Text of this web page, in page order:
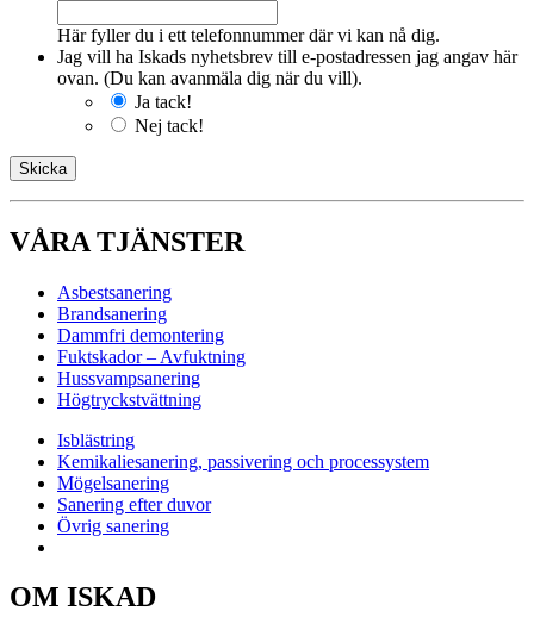
Här fyller du i ett telefonnummer där vi kan nå dig.
Jag vill ha Iskads nyhetsbrev till e-postadressen jag angav här
ovan. (Du kan avanmäla dig när du vill).
Ja tack!
Nej tack!
VÅRA TJÄNSTER
Asbestsanering
Brandsanering
Dammfri demontering
Fuktskador – Avfuktning
Hussvampsanering
Högtryckstvättning
Isblästring
Kemikaliesanering, passivering och processystem
Mögelsanering
Sanering efter duvor
Övrig sanering
OM ISKAD